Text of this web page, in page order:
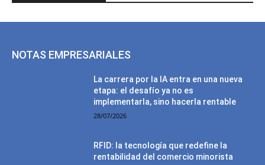
NOTAS EMPRESARIALES
La carrera por la IA entra en una nueva
etapa: el desafío ya no es
implementarla, sino hacerla rentable
28/07/2026
RFID: la tecnología que redefine la
rentabilidad del comercio minorista